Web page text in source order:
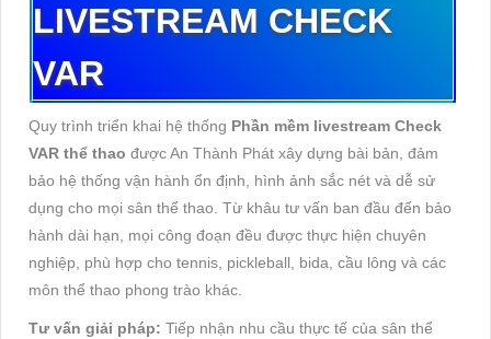
LIVESTREAM CHECK
VAR
Quy trình triển khai hệ thống Phần mềm livestream Check
VAR thể thao được An Thành Phát xây dựng bài bản, đảm
bảo hệ thống vận hành ổn định, hình ảnh sắc nét và dễ sử
dụng cho mọi sân thể thao. Từ khâu tư vấn ban đầu đến bảo
hành dài hạn, mọi công đoạn đều được thực hiện chuyên
nghiệp, phù hợp cho tennis, pickleball, bida, cầu lông và các
môn thể thao phong trào khác.
Tư vấn giải pháp: Tiếp nhận nhu cầu thực tế của sân thể